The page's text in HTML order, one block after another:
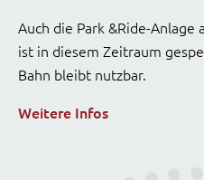
Auch die Park &Ride-Anlage
ist in diesem Zeitraum
Bahn bleibt nutzbar.
Weitere Infos